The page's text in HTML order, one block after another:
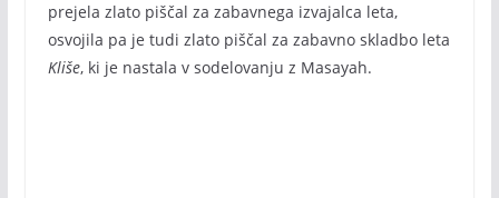
prejela zlato piščal za zabavnega izvajalca leta,
osvojila pa je tudi zlato piščal za zabavno skladbo leta
Kliše, ki je nastala v sodelovanju z Masayah.